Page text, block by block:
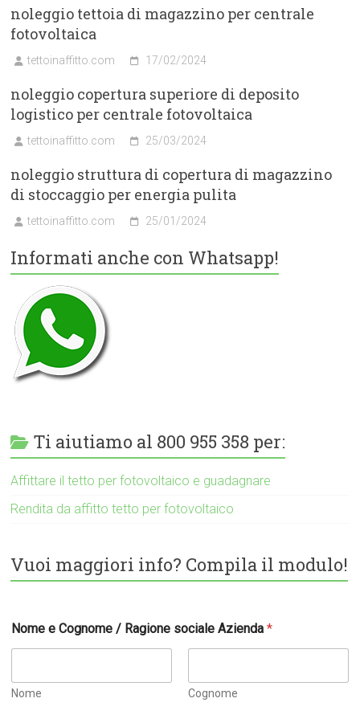
noleggio tettoia di magazzino per centrale
fotovoltaica
tettoinaffitto.com 17/02/2024
noleggio copertura superiore di deposito
logistico per centrale fotovoltaica
tettoinaffitto.com 25/03/2024
noleggio struttura di copertura di magazzino
di stoccaggio per energia pulita
tettoinaffitto.com 25/01/2024
Informati anche con Whatsapp!
Ti aiutiamo al 800 955 358 per:
Affittare il tetto per fotovoltaico e guadagnare
Rendita da affitto tetto per fotovoltaico
Vuoi maggiori info? Compila il modulo!
Nome e Cognome / Ragione sociale Azienda*
Nome Cognome